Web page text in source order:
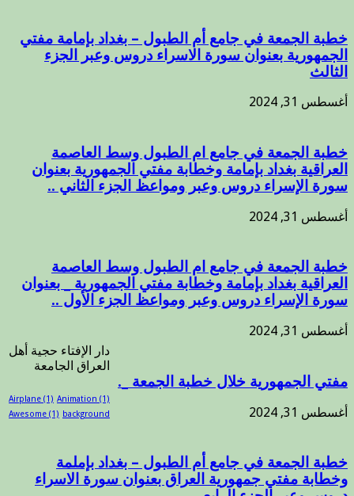
مغلقة
خطبة الجمعة في جامع أم الطبول – بغداد بإمامة مفتي
الجمهورية بعنوان سورة الاسراء دروس وعبر الجزء
الثالث
أغسطس 31, 2024
خطبة الجمعة في جامع ام الطبول وسط العاصمة
العراقية بغداد بإمامة وخطابة مفتي الجمهورية بعنوان
سورة الإسراء دروس وعبر ومواعظ الجزء الثاني ..
أغسطس 31, 2024
خطبة الجمعة في جامع ام الطبول وسط العاصمة
العراقية بغداد بإمامة وخطابة مفتي الجمهورية _ بعنوان
سورة الإسراء دروس وعبر ومواعظ الجزء الأول ..
أغسطس 31, 2024
مفتي الجمهورية خلال خطبة الجمعة _.
أغسطس 31, 2024
خطبة الجمعة في جامع أم الطبول – بغداد بإملمة
وخطابة مفتي جمهورية العراق بعنوان سورة الاسراء
دار الإفتاء حجية أهل
العراق الجامعة
Airplane (1) Animation (1)
Awesome (1) background